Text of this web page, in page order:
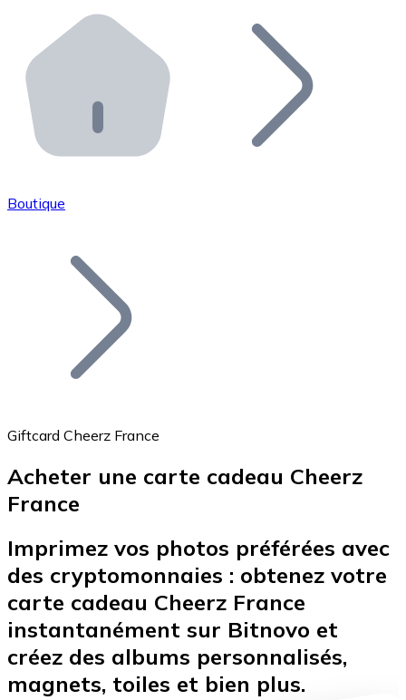
Distributeurs automatiques Bitnovo
Intégrez un ATM Bitnovo dans votre entreprise et
API Bitnovo
Intégrez notre API dans votre écosystème.
Rejoignez notre réseau de distributeurs et
Ajoutez le token de votre projet à notre service
Boutique
Giftcard Cheerz France
Acheter une carte cadeau Cheerz
France
Imprimez vos photos préférées avec
des cryptomonnaies : obtenez votre
carte cadeau Cheerz France
instantanément sur Bitnovo et
créez des albums personnalisés,
magnets, toiles et bien plus.